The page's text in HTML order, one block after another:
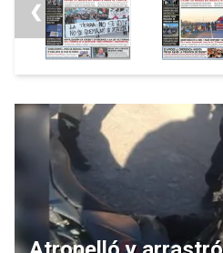
❮